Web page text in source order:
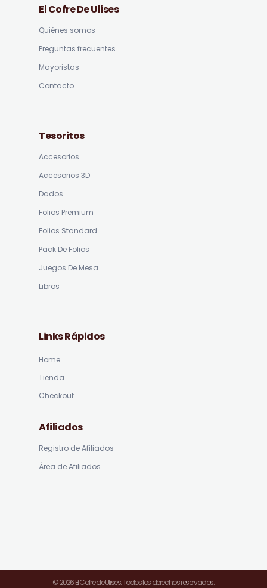
El Cofre De Ulises
Quiénes somos
Preguntas frecuentes
Mayoristas
Contacto
Tesoritos
Accesorios
Accesorios 3D
Dados
Folios Premium
Folios Standard
Pack De Folios
Juegos De Mesa
Libros
Links Rápidos
Home
Tienda
Checkout
Afiliados
Registro de Afiliados
Área de Afiliados
© 2026 El Cofre de Ulises. Todos los derechos reservados.